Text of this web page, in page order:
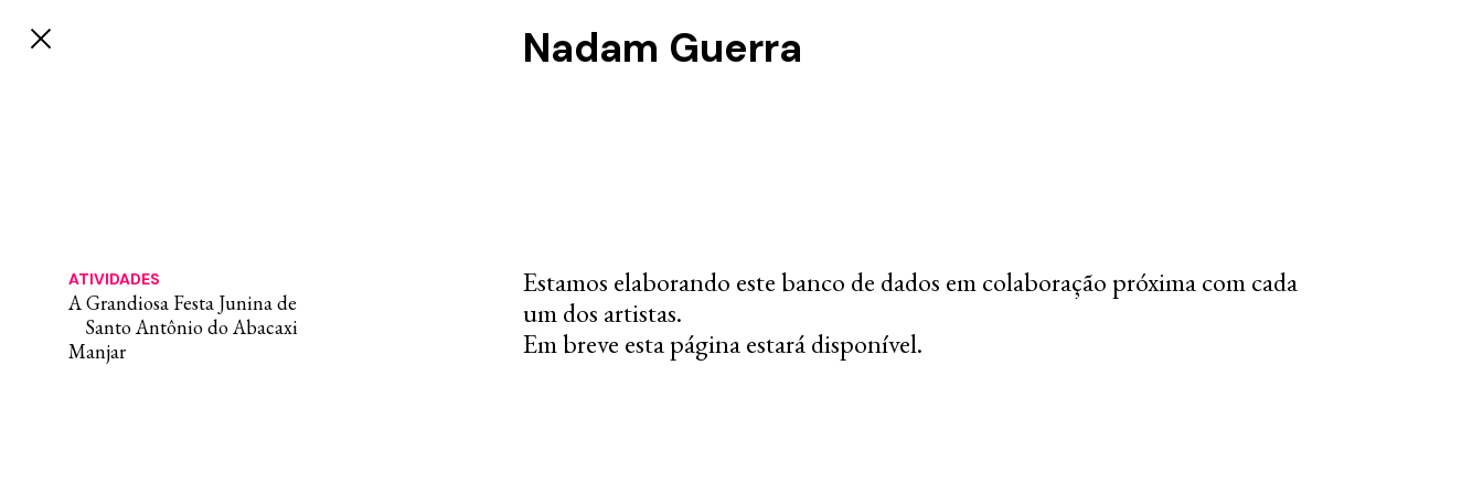
Nadam Guerra
ATIVIDADES
A Grandiosa Festa Junina de
Santo Antônio do Abacaxi
Manjar
Estamos elaborando este banco de dados em colaboração próxima com cada
um dos artistas.
Em breve esta página estará disponível.